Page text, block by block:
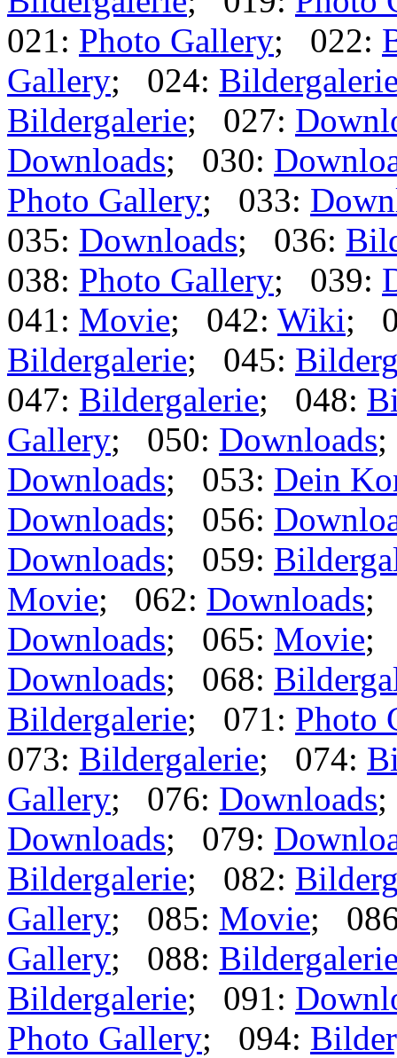
021: Photo Gallery; 022:
Gallery; 024:
Bildergalerie; 027:
Downloads; 030:
Photo Gallery; 033:
035: Downloads; 036:
038: Photo Gallery; 039:
041: Movie; 042: Wiki;
Bildergalerie; 045:
047: Bildergalerie; 048:
Gallery; 050: Downloads
Downloads; 053: Dein
Downloads; 056:
Downloads; 059:
Movie; 062: Downloads;
Downloads; 065: Movie;
Downloads; 068:
Bildergalerie; 071: Photo
073: Bildergalerie; 074:
Gallery; 076: Downloads
Downloads; 079:
Bildergalerie; 082:
Gallery; 085: Movie;
Gallery; 088:
Bildergalerie; 091:
Photo Gallery; 094: